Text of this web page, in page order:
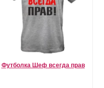
Футболка Шеф всегда прав